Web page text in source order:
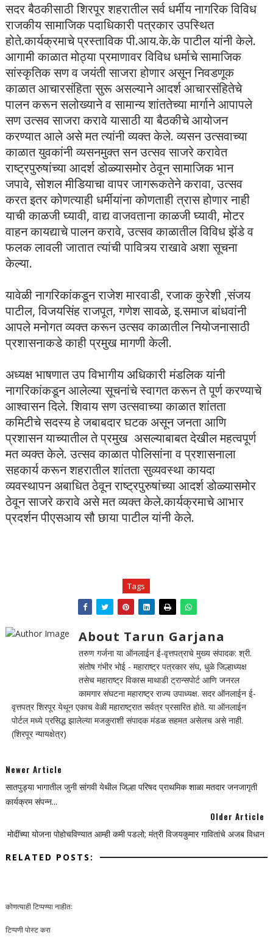
सदर बैठकीसाठी शिरपूर शहरातील सर्व धर्मीय नागरिक विविध
राजकीय सामाजिक पदाधिकारी पत्रकार उपस्थित
होते.कार्यक्रमाचे प्रस्ताविक पी.आय.के.के पाटील यांनी केले.
आगामी काळात मोठ्या प्रमाणावर विविध धर्माचे सामाजिक
सांस्कृतिक सण व जयंती साजरा होणार असून निवडणूक
काळात आचारसंहिता सुरू असल्याने आदर्श आचारसंहितेचे
पालन करून सलोख्याने व सामान्य शांततेच्या मार्गाने आपापले
सण उत्सव साजरा करावे यासाठी या बैठकीचे आयोजन
करण्यात आले असे मत त्यांनी व्यक्त केले. व्यसन उत्सवाच्या
काळात युवकांनी व्यसनमुक्त सन उत्सव साजरे करावेत
राष्ट्रपुरुषांच्या आदर्श डोळ्यासमोर ठेवून सामाजिक भान
जपावे, सोशल मीडियाचा वापर जागरूकतेने करावा, उत्सव
करत इतर कोणत्याही धर्मीयांना कोणताही त्रास होणार नाही
याची काळजी घ्यावी, वाद्य वाजवताना काळजी घ्यावी, मोटर
वाहन कायद्याचे पालन करावे, उत्सव काळातील विविध झेंडे व
फलक लावली जातात त्यांची पावित्र्य राखावे अशा सूचना
केल्या.
यावेळी नागरिकांकडून राजेश मारवाडी, रजाक कुरेशी ,संजय
पाटील, विजयसिंह राजपूत, गणेश सावळे, इ.समाज बांधवांनी
आपले मनोगत व्यक्त करून उत्सव काळातील नियोजनासाठी
प्रशासनाकडे काही प्रमुख मागणी केली.
अध्यक्ष भाषणात उप विभागीय अधिकारी मंडलिक यांनी
नागरिकांकडून आलेल्या सूचनांचे स्वागत करून ते पूर्ण करण्याचे
आश्वासन दिले. शिवाय सण उत्सवाच्या काळात शांतता
कमिटीचे सदस्य हे जबाबदार घटक असून जनता आणि
प्रशासन याच्यातील ते प्रमुख असल्याबाबत देखील महत्वपूर्ण
मत व्यक्त केले. उत्सव काळात पोलिसांना व प्रशासनाला
सहकार्य करून शहरातील शांतता सुव्यवस्था कायदा
व्यवस्थापन अबाधित ठेवून राष्ट्रपुरुषांच्या आदर्श डोळ्यासमोर
ठेवून साजरे करावे असे मत व्यक्त केले.कार्यक्रमाचे आभार
प्रदर्शन पीएसआय सौ छाया पाटील यांनी केले.
Tags
About Tarun Garjana
तरुण गर्जना या ऑनलाईन ई-वृत्तपत्राचे मुख्य संपादक: श्री.
संतोष गंभीर भोई - महाराष्ट्र पत्रकार संघ, धुळे जिल्हाध्यक्ष
तसेच महाराष्ट्र विकास माथाडी ट्रान्सपोर्ट आणि जनरल
कामगार संघटना महाराष्ट्र राज्य उपाध्यक्ष. सदर ऑनलाईन ई-
वृत्तपत्र शिरपूर येथून एकाच वेळी महाराष्ट्रात सर्वत्र प्रसारित होते. या ऑनलाईन
पोर्टल मध्ये प्रसिद्ध झालेल्या मजकुराशी संपादक मंडळ सहमत असेलच असे नाही.
(शिरपूर न्यायक्षेत्र)
Newer Article
सातपुड्या भागातील जुनी सांगवी येथील जिल्हा परिषद प्राथमिक शाळा मतदार जनजागृती
कार्यक्रम संपन्न...
Older Article
मोदींच्या योजना पोहोचविण्यात आम्ही कमी पडलो; मंत्री विजयकुमार गावितांचे अजब विधान
RELATED POSTS:
कोणत्याही टिप्पण्‍या नाहीत:
टिप्पणी पोस्ट करा